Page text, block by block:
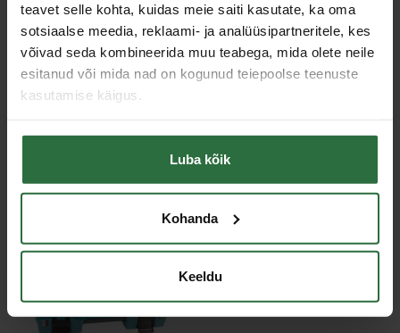
teavet selle kohta, kuidas meie saiti kasutate, ka oma
sotsiaalse meedia, reklaami- ja analüüsipartneritele, kes
võivad seda kombineerida muu teabega, mida olete neile
esitanud või mida nad on kogunud teiepoolse teenuste
kasutamise käigus.
Luba kõik
Kohanda
Keeldu
Sarnased tooted
Toodete loendi laadimine ebaõnnestus.
Viimati vaadatud